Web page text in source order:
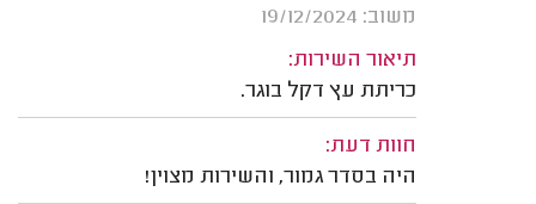
משוב: 19/12/2024
תיאור השירות:
כריתת עץ דקל בוגר.
חוות דעת:
היה בסדר גמור, והשירות מצוין!